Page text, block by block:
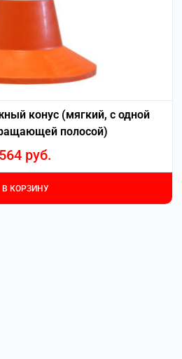
конус (мягкий, с одной
полосой)
564 руб.
В КОРЗИНУ